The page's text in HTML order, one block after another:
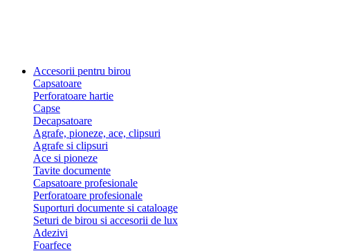
Accesorii pentru birou
Capsatoare
Perforatoare hartie
Capse
Decapsatoare
Agrafe, pioneze, ace, clipsuri
Agrafe si clipsuri
Ace si pioneze
Tavite documente
Capsatoare profesionale
Perforatoare profesionale
Suporturi documente si cataloage
Seturi de birou si accesorii de lux
Adezivi
Foarfece